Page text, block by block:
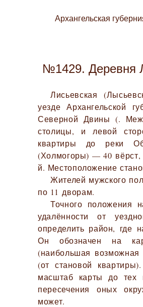
Архангельская
№1429. Деревня
Лисьевская
уезде Архангельской
Северной Двины (.
столицы, и левой
квартиры до реки
(Холмогоры) — 40
й. Местоположение
Жителей мужского
по 11 дворам.
Точного положения
удалённости от
определить район, где
Он обозначен на
(наибольшая возможная
(от становой
масштаб карты до тех
пересечения оных
может.